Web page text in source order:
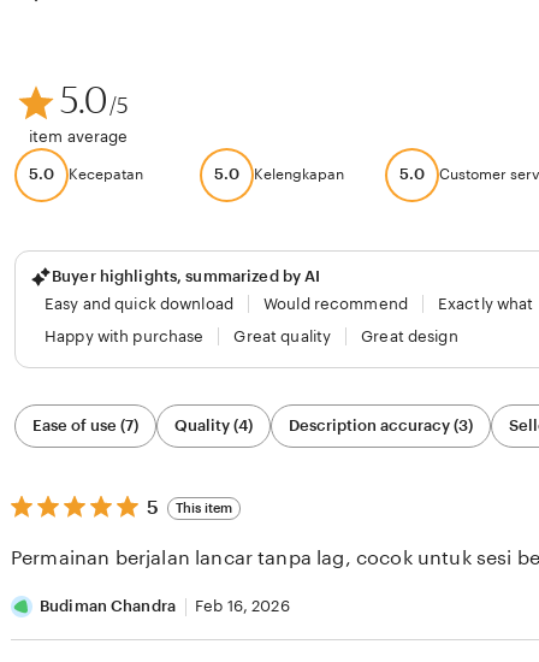
5.0/5
item average
5.0 Kecepatan 5.0 Kelengkapan 5.0 Customer
Buyer highlights, summarized by AI
Easy and quick download
Would recommend
Exactly what
Happy with purchase
Great quality Great design
Filter
by
category
Ease of use (7) Quality (4) Description accuracy (3)
5
out
5
5 This item
Permainan berjalan lancar tanpa lag, cocok untuk sesi
Budiman Chandra Feb 16, 2026